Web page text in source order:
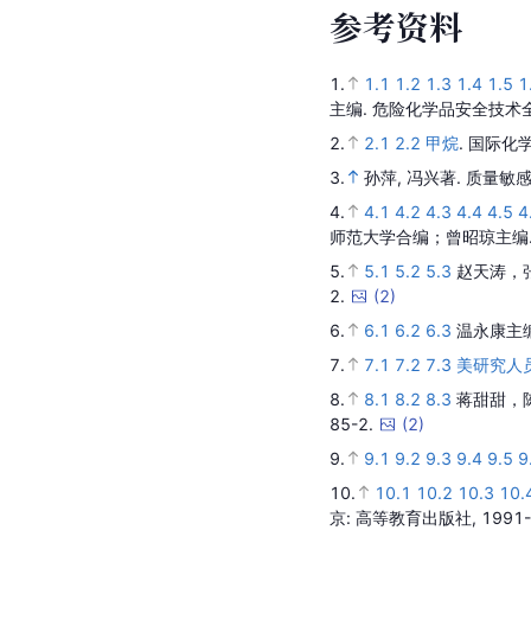
参考资料
1. 1.1 1.2 1.3 1.4 1.5
主编. 危险化学品安全技术
2.
2.1 2.2 甲烷. 国际化
3.
孙萍, 冯兴著. 质量敏
4.
4.1 4.2 4.3 4.4 4.5
师范大学合编；曾昭琼主
5.
5.1 5.2 5.3 赵天涛，
2.
(2)
6.
6.1 6.2 6.3 温永康主
7.
7.1 7.2 7.3 美研究人
8.
8.1 8.2 8.3 蒋甜甜，
85-2.
(2)
9.
9.1 9.2 9.3 9.4 9.5
10.
10.1 10.2 10.3
京: 高等教育出版社,